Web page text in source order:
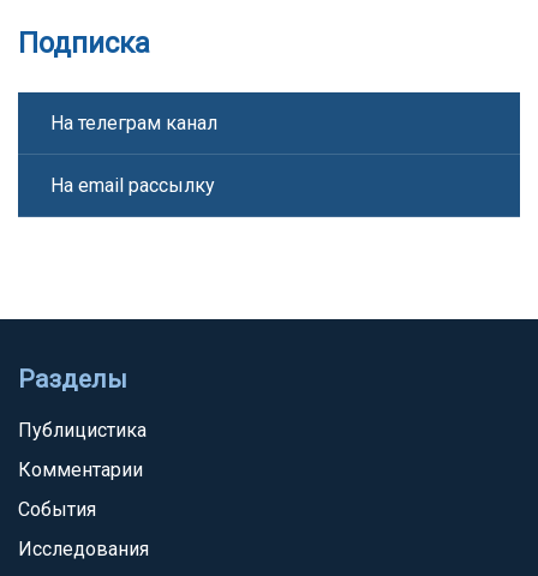
Подписка
На телеграм канал
На email рассылку
Разделы
Публицистика
Комментарии
События
Исследования